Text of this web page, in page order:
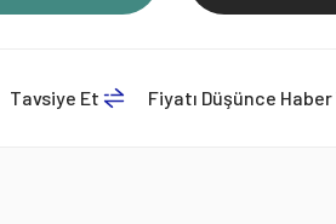
Tavsiye Et Fiyatı Düşünce Haber